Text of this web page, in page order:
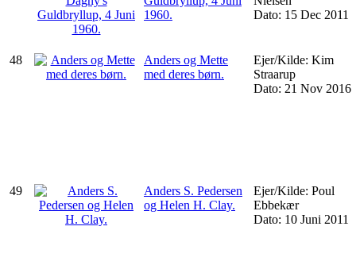
1960.
Dato: 15 Dec 2011
48
Anders og Mette
med deres børn.
Ejer/Kilde: Kim
Straarup
Dato: 21 Nov 2016
49
Anders S. Pedersen
og Helen H. Clay.
Ejer/Kilde: Poul
Ebbekær
Dato: 10 Juni 2011